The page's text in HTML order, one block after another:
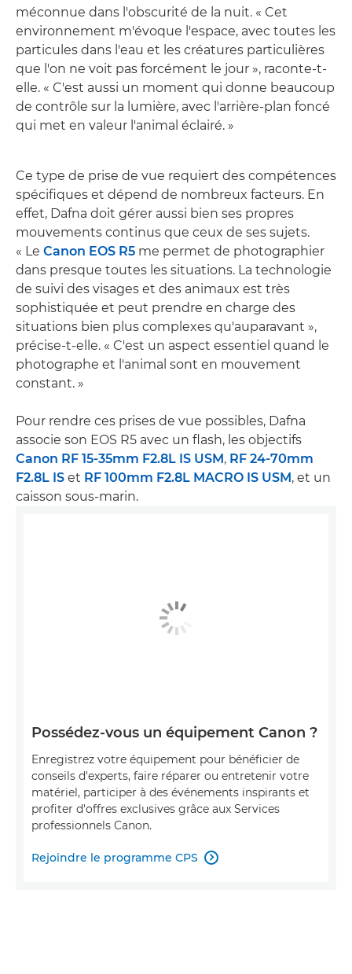
méconnue dans l'obscurité de la nuit. « Cet
environnement m'évoque l'espace, avec toutes les
particules dans l'eau et les créatures particulières
que l'on ne voit pas forcément le jour », raconte-t-
elle. « C'est aussi un moment qui donne beaucoup
de contrôle sur la lumière, avec l'arrière-plan foncé
qui met en valeur l'animal éclairé. »
Ce type de prise de vue requiert des compétences
spécifiques et dépend de nombreux facteurs. En
effet, Dafna doit gérer aussi bien ses propres
mouvements continus que ceux de ses sujets.
« Le Canon EOS R5 me permet de photographier
dans presque toutes les situations. La technologie
de suivi des visages et des animaux est très
sophistiquée et peut prendre en charge des
situations bien plus complexes qu'auparavant »,
précise-t-elle. « C'est un aspect essentiel quand le
photographe et l'animal sont en mouvement
constant. »
Pour rendre ces prises de vue possibles, Dafna
associe son EOS R5 avec un flash, les objectifs
Canon RF 15-35mm F2.8L IS USM, RF 24-70mm
F2.8L IS et RF 100mm F2.8L MACRO IS USM, et un
caisson sous-marin.
Possédez-vous un équipement Canon ?
Enregistrez votre équipement pour bénéficier de
conseils d'experts, faire réparer ou entretenir votre
matériel, participer à des événements inspirants et
profiter d'offres exclusives grâce aux Services
professionnels Canon.
Rejoindre le programme CPS 